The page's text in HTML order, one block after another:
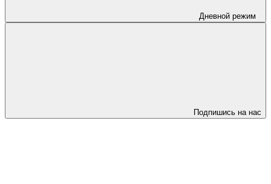
Дневной режим
Подпишись на нас